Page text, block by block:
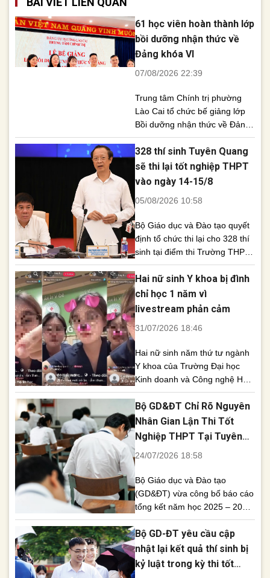
61 học viên hoàn thành lớp
bồi dưỡng nhận thức về
Đảng khóa VI
07/08/2026 22:39
Trung tâm Chính trị phường
Lào Cai tổ chức bế giảng lớp
Bồi dưỡng nhận thức về Đảng
khóa VI năm 2026 với 61 học
viên đến từ nhiều chi, đảng bộ,
100% hoàn thành chương trình
học. Sáng 7/8, Trung tâm
chức Lễ bế giảng lớp Bồi
328 thí sinh Tuyên Quang
sẽ thi lại tốt nghiệp THPT
vào ngày 14-15/8
05/08/2026 10:58
Bộ Giáo dục và Đào tạo quyết
định tổ chức thi lại cho 328 thí
sinh tại điểm thi Trường THPT
Chuyên Tuyên Quang vào
ngày 14-15/8 nhằm bảo đảm
công bằng. Kết quả kỳ thi trước
sẽ bị hủy và không được sử
tuyển sinh đại học. Bộ [...]
Hai nữ sinh Y khoa bị đình
chỉ học 1 năm vì
livestream phản cảm
31/07/2026 18:46
Hai nữ sinh năm thứ tư ngành
Y khoa của Trường Đại học
Kinh doanh và Công nghệ Hà
Nội bị đình chỉ học một năm
sau khi livestream tại bệnh viện
với những lời lẽ phản cảm, gây
bức xúc trong dư luận. Hai nữ
Đại học Kinh [...]
Bộ GD&ĐT Chỉ Rõ Nguyên
Nhân Gian Lận Thi Tốt
Nghiệp THPT Tại Tuyên
Quang, Quảng Trị
24/07/2026 18:58
Bộ Giáo dục và Đào tạo
(GD&ĐT) vừa công bố báo cáo
tổng kết năm học 2025 – 2026,
trong đó chỉ rõ nguyên nhân
dẫn đến các vụ vi phạm
nghiêm trọng quy chế thi tại hai
điểm thi ở Tuyên Quang và
Bộ GD-ĐT yêu cầu cập
nhật lại kết quả thí sinh bị
kỷ luật trong kỳ thi tốt